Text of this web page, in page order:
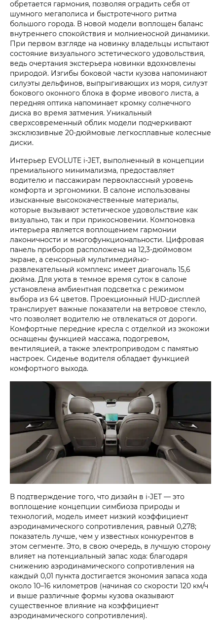
обретается гармония, позволяя оградить себя от
шумного мегаполиса и быстротечного ритма
большого города. В новой модели воплощен баланс
внутреннего спокойствия и молниеносной динамики.
При первом взгляде на новинку владельцы испытают
состояние визуального эстетического удовольствия,
ведь очертания экстерьера новинки вдохновлены
природой. Изгибы боковой части кузова напоминают
силуэты дельфинов, выпрыгивающих из моря, силуэт
бокового оконного блока в форме ивового листа, а
передняя оптика напоминает кромку солнечного
диска во время затмения. Уникальный
сверхсовременный облик модели подчеркивают
эксклюзивные 20-дюймовые легкосплавные колесные
диски.
Интерьер EVOLUTE i‑JET, выполненный в концепции
премиального минимализма, предоставляет
водителю и пассажирам первоклассный уровень
комфорта и эргономики. В салоне использованы
изысканные высококачественные материалы,
которые вызывают эстетическое удовольствие как
визуально, так и при прикосновении. Компоновка
интерьера является воплощением гармонии
лаконичности и многофункциональности. Цифровая
панель приборов расположена на 12,3-дюймовом
экране, а сенсорный мультимедийно-
развлекательный комплекс имеет диагональ 15,6
дюйма. Для уюта в темное время суток в салоне
установлена амбиентная подсветка с режимом
выбора из 64 цветов. Проекционный HUD-дисплей
транслирует важные показатели на ветровое стекло,
что позволяет водителю не отвлекаться от дороги.
Комфортные передние кресла с отделкой из экокожи
оснащены функцией массажа, подогревом,
вентиляцией, а также электроприводом с памятью
настроек. Сиденье водителя обладает функцией
комфортного выхода.
В подтверждение того, что дизайн в i‑JET — это
воплощение концепции симбиоза природы и
технологий, модель имеет низкий коэффициент
аэродинамического сопротивления, равный 0,278;
показатель лучше, чем у известных конкурентов в
этом сегменте. Это, в свою очередь, в лучшую сторону
влияет на потенциальный запас хода: благодаря
снижению аэродинамического сопротивления на
каждый 0,01 пункта достигается экономия запаса хода
около 10–16 километров (начиная со скорости 120 км/ч
и выше различные формы кузова оказывают
существенное влияние на коэффициент
аэродинамического сопротивления).